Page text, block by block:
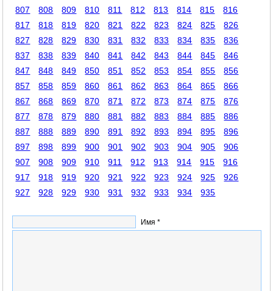
807
808 809 810 811 812 813 814 815
816
817
818 819 820 821 822 823 824 825
826
827
828 829 830 831 832 833 834 835
836
837
838 839 840 841 842 843 844 845
846
847
848 849 850 851 852 853 854 855
856
857
858 859 860 861 862 863 864 865
866
867
868 869 870 871 872 873 874 875
876
877
878 879 880 881 882 883 884 885
886
887
888 889 890 891 892 893 894 895
896
897
898 899 900 901 902 903 904 905
906
907
908 909 910 911 912 913 914 915
916
917
918 919 920 921 922 923 924 925
926
927
928 929 930 931 932 933 934 935
Имя *